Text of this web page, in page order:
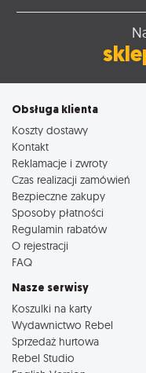
Obsługa klienta
Koszty dostawy
Kontakt
Reklamacje i zwroty
Czas realizacji zamówień
Bezpieczne zakupy
Sposoby płatności
Regulamin rabatów
O rejestracji
FAQ
Nasze serwisy
Koszulki na karty
Wydawnictwo Rebel
Sprzedaż hurtowa
Rebel Studio